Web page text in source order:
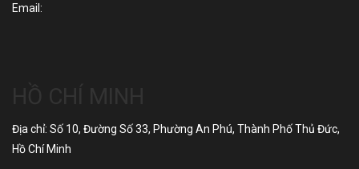
Email:
Địa chỉ: Số 10, Đường Số 33, Phường An Phú, Thành Phố Thủ Đức,
Hồ Chí Minh